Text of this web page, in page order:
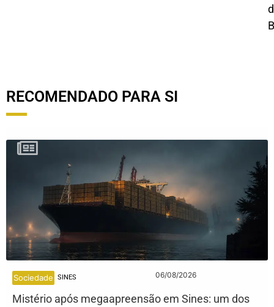
RECOMENDADO PARA SI
Sociedade SINES 06/08/2026
Mistério após megaapreensão em Sines: um dos